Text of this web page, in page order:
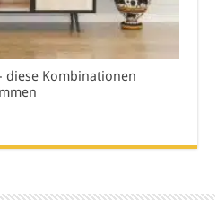
diese Kombinationen